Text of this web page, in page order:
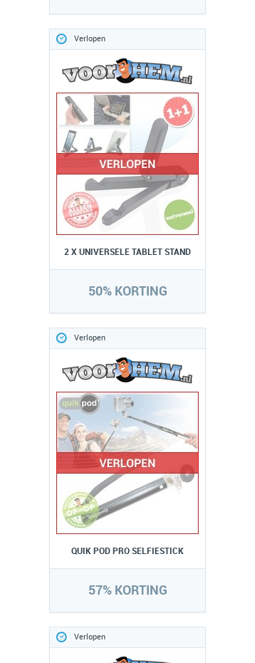
Verlopen
2 X UNIVERSELE TABLET STAND
50% KORTING
Verlopen
QUIK POD PRO SELFIESTICK
57% KORTING
Verlopen